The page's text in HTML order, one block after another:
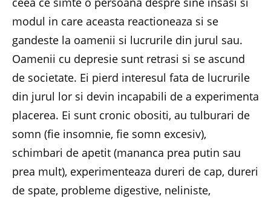
modul in care aceasta reactioneaza si se
gandeste la oamenii si lucrurile din jurul sau.
Oamenii cu depresie sunt retrasi si se ascund
de societate. Ei pierd interesul fata de lucrurile
din jurul lor si devin incapabili de a experimenta
placerea. Ei sunt cronic obositi, au tulburari de
somn (fie insomnie, fie somn excesiv),
schimbari de apetit (mananca prea putin sau
prea mult), experimenteaza dureri de cap, dureri
de spate, probleme digestive, neliniste,